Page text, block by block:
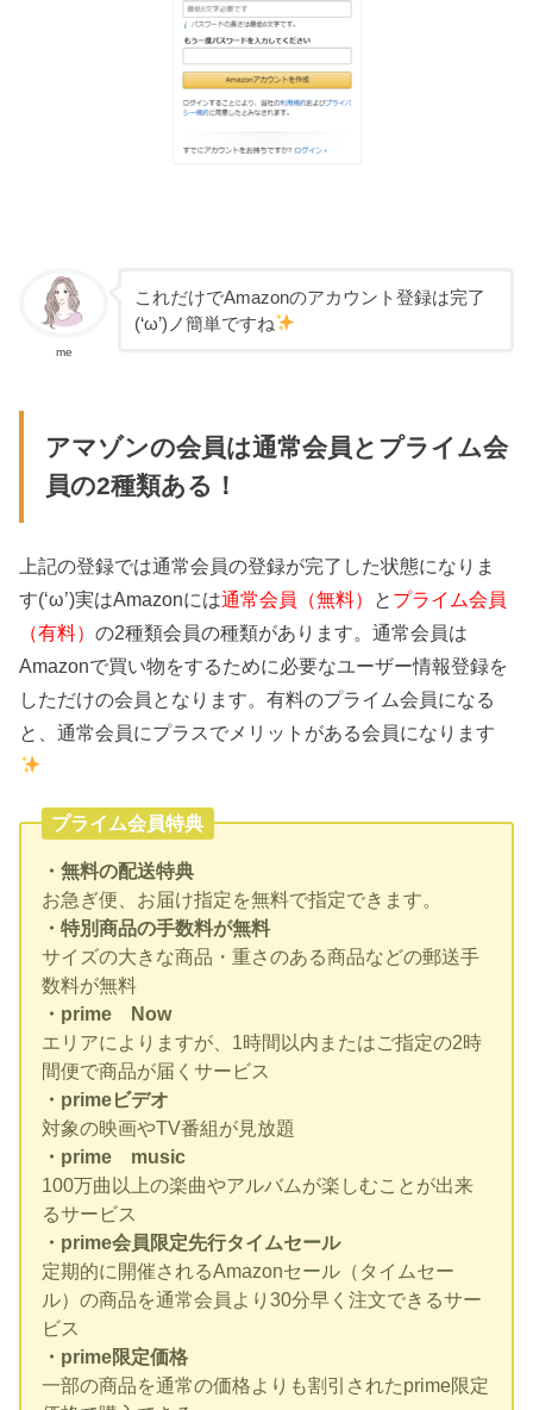
me
これだけでAmazonのアカウント登録は完了
(‘ω’)ノ簡単ですね
アマゾンの会員は通常会員とプライム会
員の2種類ある！
上記の登録では通常会員の登録が完了した状態になりま
す(‘ω’)実はAmazonには通常会員（無料） と プライム会員
（有料）の2種類会員の種類があります。通常会員は
Amazonで買い物をするために必要なユーザー情報登録を
しただけの会員となります。有料のプライム会員になる
と、通常会員にプラスでメリットがある会員になります
プライム会員特典
・無料の配送特典
お急ぎ便、お届け指定を無料で指定できます。
・特別商品の手数料が無料
サイズの大きな商品・重さのある商品などの郵送手
数料が無料
・prime Now
エリアによりますが、1時間以内またはご指定の2時
間便で商品が届くサービス
・primeビデオ
対象の映画やTV番組が見放題
・prime music
100万曲以上の楽曲やアルバムが楽しむことが出来
るサービス
・prime会員限定先行タイムセール
定期的に開催されるAmazonセール（タイムセー
ル）の商品を通常会員より30分早く注文できるサー
ビス
・prime限定価格
一部の商品を通常の価格よりも割引されたprime限定